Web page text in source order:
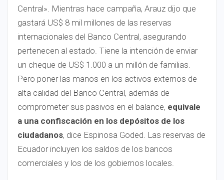
Central». Mientras hace campaña, Arauz dijo que
gastará US$ 8 mil millones de las reservas
internacionales del Banco Central, asegurando
pertenecen al estado. Tiene la intención de enviar
un cheque de US$ 1.000 a un millón de familias.
Pero poner las manos en los activos externos de
alta calidad del Banco Central, además de
comprometer sus pasivos en el balance, equivale
a una confiscación en los depósitos de los
ciudadanos, dice Espinosa Goded. Las reservas de
Ecuador incluyen los saldos de los bancos
comerciales y los de los gobiernos locales.